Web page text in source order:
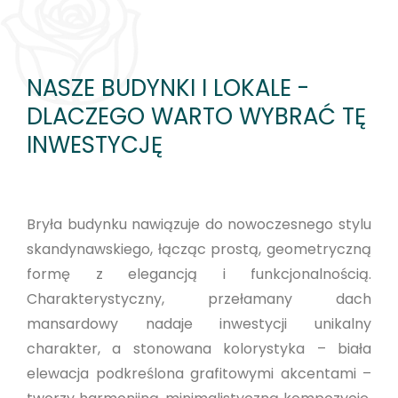
NASZE BUDYNKI I LOKALE -
DLACZEGO WARTO WYBRAĆ TĘ
INWESTYCJĘ
Bryła budynku nawiązuje do nowoczesnego stylu
skandynawskiego, łącząc prostą, geometryczną
formę z elegancją i funkcjonalnością.
Charakterystyczny, przełamany dach
mansardowy nadaje inwestycji unikalny
charakter, a stonowana kolorystyka – biała
elewacja podkreślona grafitowymi akcentami –